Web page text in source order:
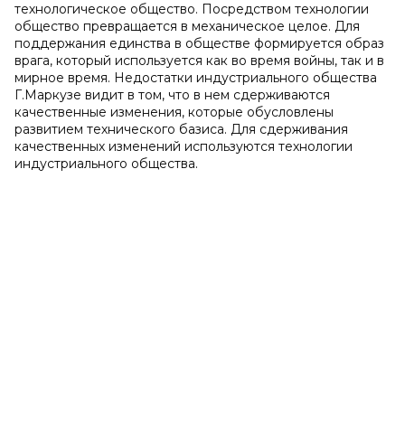
технологическое общество. Посредством технологии
общество превращается в механическое целое. Для
поддержания единства в обществе формируется образ
врага, который используется как во время войны, так и в
мирное время. Недостатки индустриального общества
Г.Маркузе видит в том, что в нем сдерживаются
качественные изменения, которые обусловлены
развитием технического базиса. Для сдерживания
качественных изменений используются технологии
индустриального общества.